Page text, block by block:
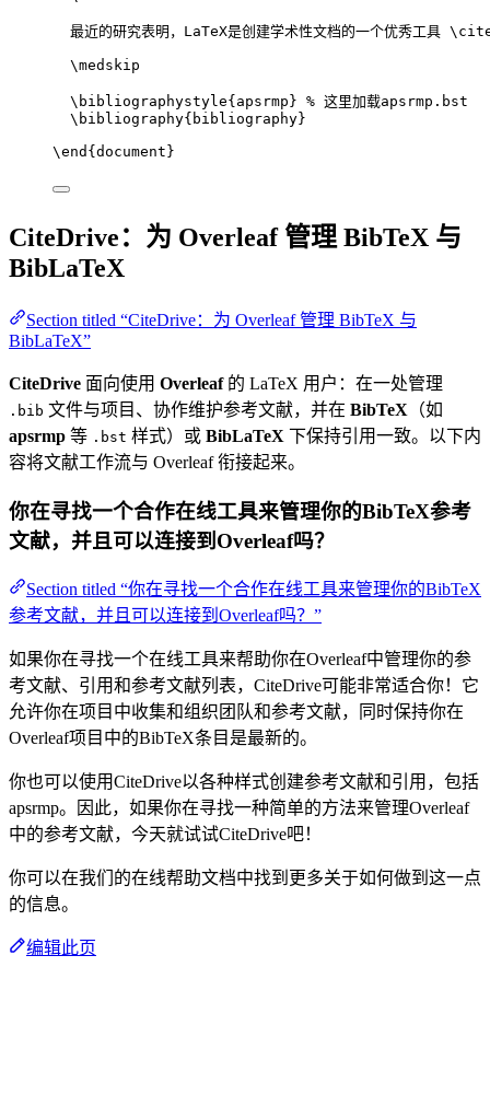
最近的研究表明，LaTeX是创建学术性文档的一个优秀工具
\medskip
\bibliographystyle{apsrmp} % 这里加载apsrmp.bst
\bibliography{bibliography}
\end { document }
CiteDrive：为 Overleaf 管理 BibTeX 与
BibLaTeX
Section titled “CiteDrive：为 Overleaf 管理 BibTeX 与
BibLaTeX”
CiteDrive 面向使用 Overleaf的 LaTeX 用户：在一处管理
.bib 文件与项目、协作维护参考文献，并在 BibTeX （如
apsrmp 等 .bst 样式）或 BibLaTeX 下保持引用一致。以下内
容将文献工作流与 Overleaf 衔接起来。
你在寻找一个合作在线工具来管理你的BibTeX参考
文献，并且可以连接到Overleaf吗？
Section titled “你在寻找一个合作在线工具来管理你的BibTeX
参考文献，并且可以连接到Overleaf吗？”
如果你在寻找一个在线工具来帮助你在Overleaf中管理你的参
考文献、引用和参考文献列表，CiteDrive可能非常适合你！它
允许你在项目中收集和组织团队和参考文献，同时保持你在
Overleaf项目中的BibTeX条目是最新的。
你也可以使用CiteDrive以各种样式创建参考文献和引用，包括
apsrmp。因此，如果你在寻找一种简单的方法来管理Overleaf
中的参考文献，今天就试试CiteDrive吧！
你可以在我们的在线帮助文档中找到更多关于如何做到这一点
的信息。
编辑此页